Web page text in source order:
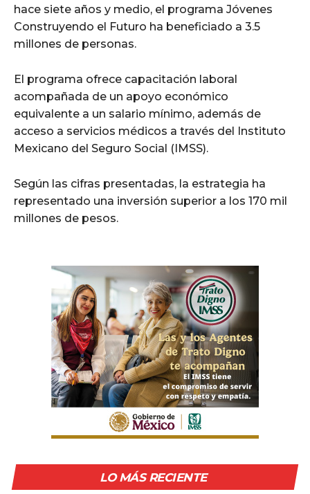
hace siete años y medio, el programa Jóvenes
Construyendo el Futuro ha beneficiado a 3.5
millones de personas.
El programa ofrece capacitación laboral
acompañada de un apoyo económico
equivalente a un salario mínimo, además de
acceso a servicios médicos a través del Instituto
Mexicano del Seguro Social (IMSS).
Según las cifras presentadas, la estrategia ha
representado una inversión superior a los 170 mil
millones de pesos.
LO MÁS RECIENTE